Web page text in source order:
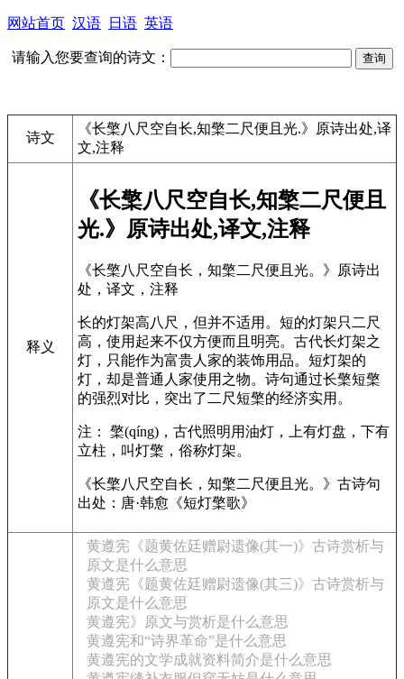
网站首页 汉语 日语 英语
请输入您要查询的诗文：
诗文
《长檠八尺空自长,知檠二尺便且光.》原诗出处,译
文,注释
释义
《长檠八尺空自长,知檠二尺便且
光.》原诗出处,译文,注释
《长檠八尺空自长，知檠二尺便且光。》原诗出
处，译文，注释
长的灯架高八尺，但并不适用。短的灯架只二尺
高，使用起来不仅方便而且明亮。古代长灯架之
灯，只能作为富贵人家的装饰用品。短灯架的
灯，却是普通人家使用之物。诗句通过长檠短檠
的强烈对比，突出了二尺短檠的经济实用。
注： 檠(qíng)，古代照明用油灯，上有灯盘，下有
立柱，叫灯檠，俗称灯架。
《长檠八尺空自长，知檠二尺便且光。》古诗句
出处：唐·韩愈《短灯檠歌》
黄遵宪《题黄佐廷赠尉遗像(其一)》古诗赏析与
原文是什么意思
黄遵宪《题黄佐廷赠尉遗像(其三)》古诗赏析与
原文是什么意思
黄遵宪》原文与赏析是什么意思
黄遵宪和“诗界革命”是什么意思
黄遵宪的文学成就资料简介是什么意思